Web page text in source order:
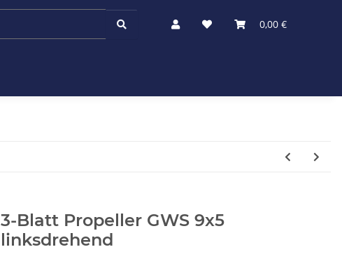
0,00 €
3-Blatt Propeller GWS 9x5
linksdrehend